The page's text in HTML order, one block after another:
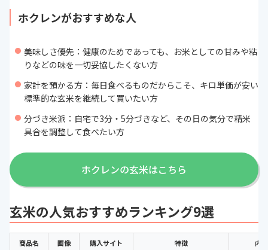
ホクレンがおすすめな人
美味しさ優先：健康のためであっても、お米としての甘みや粘
りなどの味を一切妥協したくない方
家計を預かる方：毎日食べるものだからこそ、キロ単価が安い
標準的な玄米を継続して買いたい方
分づき米派：自宅で3分・5分づきなど、その日の気分で精米
具合を調整して食べたい方
ホクレンの玄米はこちら
玄米の人気おすすめランキング9選
商品名 画像 購入サイト 特徴 内